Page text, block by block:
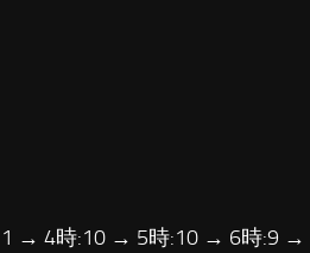
→ 4時:10 → 5時:10 → 6時:9 →